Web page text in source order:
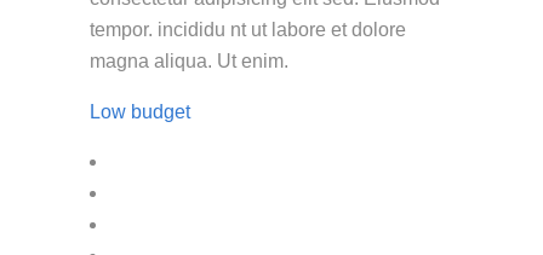
tempor. incididu nt ut labore et dolore
magna aliqua. Ut enim.
Low budget